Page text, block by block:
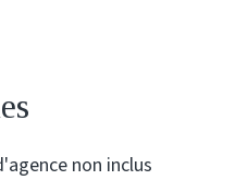
non inclus